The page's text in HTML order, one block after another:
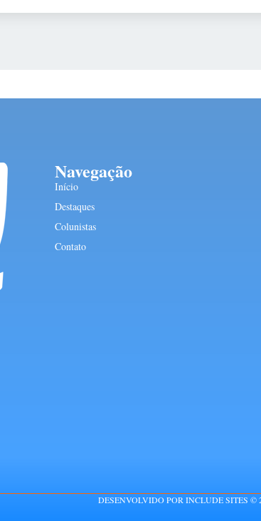
Navegação
Início
Destaques
Colunistas
Contato
DESENVOLVIDO POR INCLUDE SITES ©